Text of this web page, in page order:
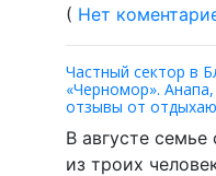
( Нет
Частный сектор в
«Черномор».
отзывы от
В августе
из троих